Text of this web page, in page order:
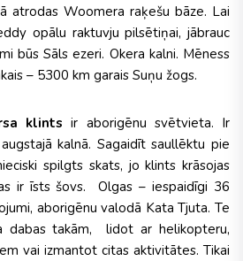
atrodas Woomera raķešu bāze. Lai
opālu raktuvju pilsētiņai, jābrauc
būs Sāls ezeri. Okera kalni. Mēness
– 5300 km garais Suņu žogs.
klints ir aborigēnu svētvieta. Ir
kalnā. Sagaidīt saullēktu pie
spilgts skats, jo klints krāsojas
ir īsts šovs. Olgas – iespaidīgi 36
aborigēnu valodā Kata Tjuta. Te
dabas takām, lidot ar helikopteru,
vai izmantot citas aktivitātes. Tikai